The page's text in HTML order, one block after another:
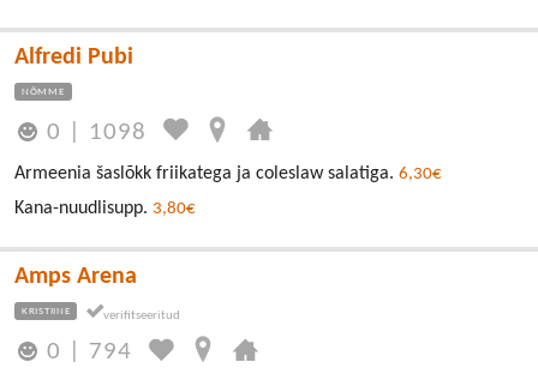
Alfredi Pubi
NÕMME
0 1098
Armeenia šaslõkk friikatega ja coleslaw salatiga. 6,30€
Kana-nuudlisupp. 3,80€
Amps Arena
KRISTIINE
0 794